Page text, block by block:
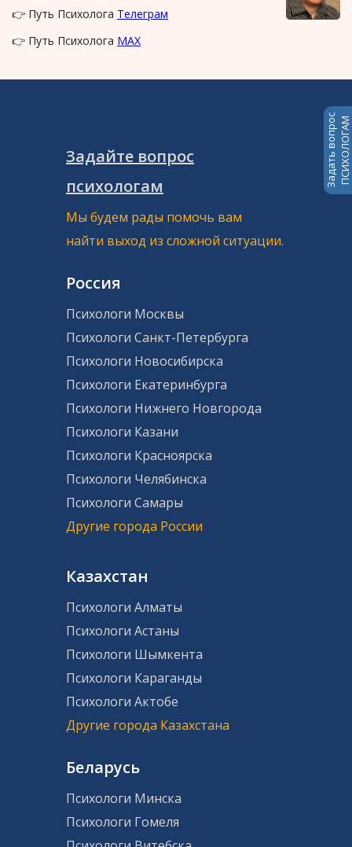
👉 Путь Психолога Телеграм
👉 Путь Психолога MAX
Задать вопросПСИХОЛОГАМ
Задайте вопрос
психологам
Мы будем рады помочь вам
найти выход из сложной ситуации.
Россия
Психологи Москвы
Психологи Санкт-Петербурга
Психологи Новосибирска
Психологи Екатеринбурга
Психологи Нижнего Новгорода
Психологи Казани
Психологи Красноярска
Психологи Челябинска
Психологи Самары
Другие города России
Казахстан
Психологи Алматы
Психологи Астаны
Психологи Шымкента
Психологи Караганды
Психологи Актобе
Другие города Казахстана
Беларусь
Психологи Минска
Психологи Гомеля